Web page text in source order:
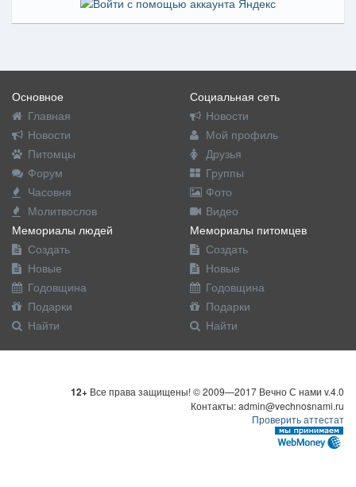
Основное
Главная
Новости
Питомцы
Форум
Часовня
Молитвослов
Социальная сеть
Новости
Мой профиль
Друзья
Группы
Фото
Видео
Мемориалы людей
Создать
Новые
Годовщина
Подарки
Найти
Мемориалы питомцев
Создать
Новые
Годовщина
Подарки
Найти
12+ Все права защищены! © 2009—2017 Вечно С нами v.4.0
Контакты: admin@vechnosnami.ru
Проверить аттестат